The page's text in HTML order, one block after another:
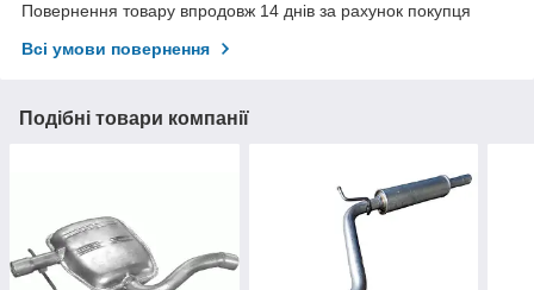
Повернення товару впродовж 14 днів за рахунок покупця
Всі умови повернення
Подібні товари компанії